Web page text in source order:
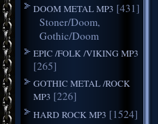
DOOM METAL MP3 [431]
Stoner/Doom,
Gothic/Doom
EPIC /FOLK /VIKING MP3
[265]
GOTHIC METAL /ROCK
MP3 [226]
HARD ROCK MP3 [1524]